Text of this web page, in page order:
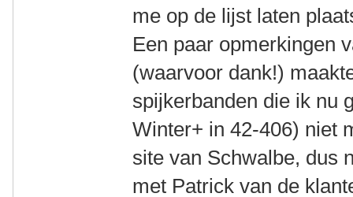
me op de lijst laten
Een paar opmerkingen
(waarvoor dank!)
spijkerbanden die ik nu
Winter+ in 42-406) niet
site van Schwalbe, dus
met Patrick van de